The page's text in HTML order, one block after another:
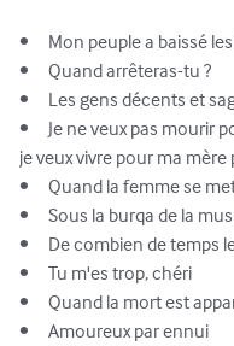
•	Mon peuple a baissé les bras
•	Quand arrêteras-tu ?
•	Les gens décents et sages ne veulent pas
•	Je ne veux pas mourir pour la patrie,
je veux vivre pour ma mère
•	Quand la femme se met en colère
•	Sous la burqa de la musulmane
•	De combien de temps le Noir a-t-il besoin ?
•	Tu m'es trop, chéri
•	Quand la mort est apparue
•	Amoureux par ennui